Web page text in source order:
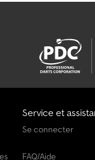
Service et
Se connecter
FAQ/Aide